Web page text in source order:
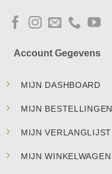
Account Gegevens
MIJN DASHBOARD
MIJN BESTELLINGEN
MIJN VERLANGLIJST
MIJN WINKELWAGEN